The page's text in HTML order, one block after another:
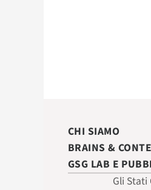
CHI SIAMO
BRAINS &
GSG LAB E
Gli Stati